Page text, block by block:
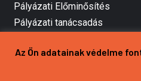
Pályázati Előminősítés
Pályázati tanácsadás
Mezőgazdasági pályázatírás
Az Ön adatainak védelme